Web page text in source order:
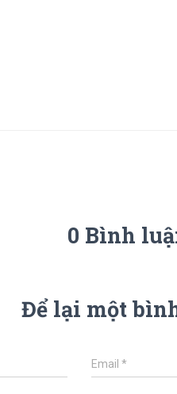
0 Bình
Để lại một
Email*